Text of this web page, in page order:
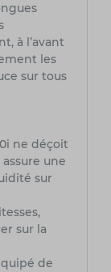
à l’avant
les
sur tous
ne déçoit
une
sur
sur la
de